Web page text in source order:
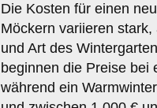
Die Kosten für einen
Möckern variieren
und Art des
beginnen die Preise bei
während ein